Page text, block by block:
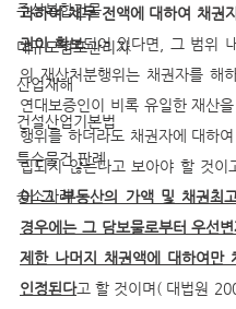
주상복합건물
대규모점포관리자
산업재해
건설산업기본법
특수물건 판례
승소사례
과하여 채무 전액에 대하여 채권
권이 확보되어 있다면, 그 범위
의 재산처분행위는 채권자를 해
연대보증인이 비록 유일한 재산
행위를 하더라도 채권자에 대하
립되지 않는다고 보아야 할 것이
이 그 부동산의 가액 및 채권최
경우에는 그 담보물로부터 우선
제한 나머지 채권액에 대하여만
인정된다고 할 것이며( 대법원